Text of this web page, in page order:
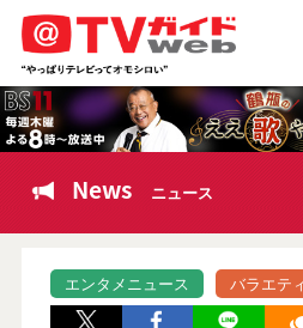
News ニュース
エンタメニュース バラエテ